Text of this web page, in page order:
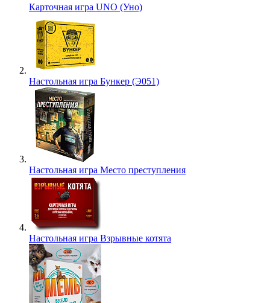
Карточная игра UNO (Уно)
Настольная игра Бункер (Э051)
Настольная игра Место преступления
Настольная игра Взрывные котята